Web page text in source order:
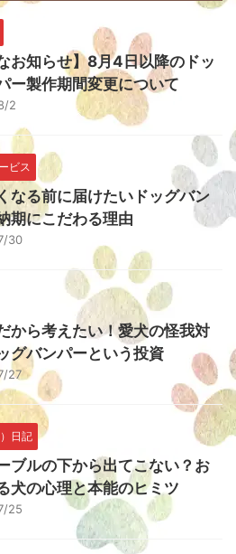
お知らせ】8月4日以降のドッ
ー製作期間変更について
2
ビス
なる前に届けたいドッグバン
期にこだわる理由
30
から考えたい！愛犬の怪我対
グバンパーという投資
27
日記
ブルの下から出てこない？お
犬の心理と本能のヒミツ
25